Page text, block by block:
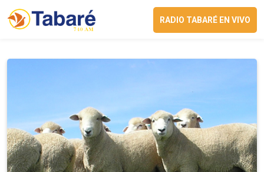
RADIO TABARÉ EN VIVO